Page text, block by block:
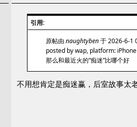
引用:
原帖由 naughtyben于 2026-6-1
posted by wap, platform: iPhone
那么和最近火的“痴迷”比哪个好
不用想肯定是痴迷赢，后室故事太